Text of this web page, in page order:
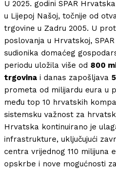
U 2025. godini SPAR
u Lijepoj Našoj, točnije od
trgovine u Zadru 2005. U
poslovanja u Hrvatskoj,
sudionika domaćeg
periodu uložila više od 800
trgovina i danas zapošljava
prometa od milijardu eura u
među top 10 hrvatskih
sistemsku važnost za
Hrvatska kontinuirano je
infrastrukture, uključujući
centra vrijednog 110 milijuna
opskrbe i nove mogućnosti